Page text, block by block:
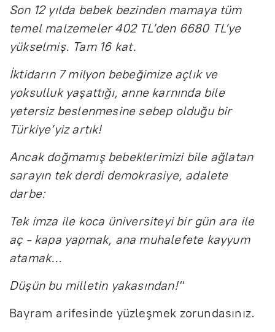
Son 12 yılda bebek bezinden mamaya tüm
temel malzemeler 402 TL’den 6680 TL’ye
yükselmiş. Tam 16 kat.
İktidarın 7 milyon bebeğimize açlık ve
yoksulluk yaşattığı, anne karnında bile
yetersiz beslenmesine sebep olduğu bir
Türkiye’yiz artık!
Ancak doğmamış bebeklerimizi bile ağlatan
sarayın tek derdi demokrasiye, adalete
darbe:
Tek imza ile koca üniversiteyi bir gün ara ile
aç - kapa yapmak, ana muhalefete kayyum
atamak…
Düşün bu milletin yakasından!"
Bayram arifesinde yüzleşmek zorundasınız.